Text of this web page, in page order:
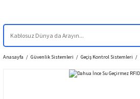
Anasayfa Güvenlik Sistemleri Geçiş Kontrol Sistemleri